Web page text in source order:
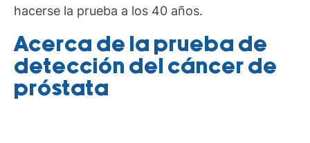
hacerse la prueba a los 40 años.
Acerca de la prueba de
detección del cáncer de
próstata